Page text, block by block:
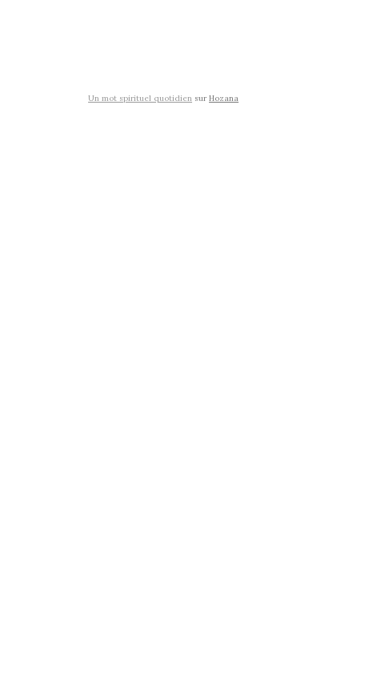
Un mot spirituel quotidien surHozana